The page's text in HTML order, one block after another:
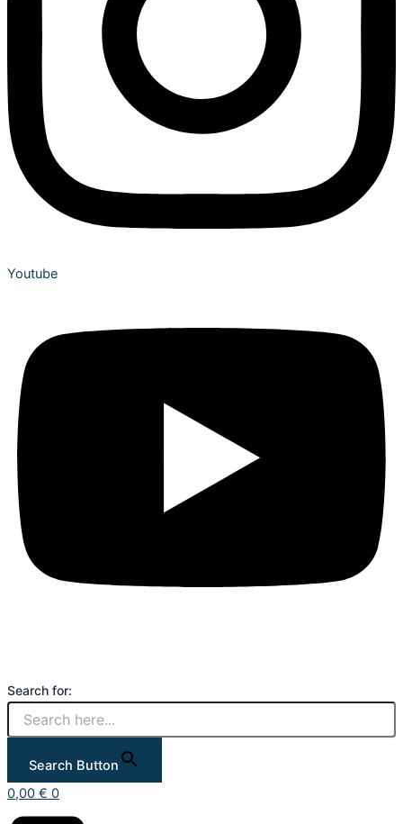
Youtube
Search for:
Search Button
0,00 € 0